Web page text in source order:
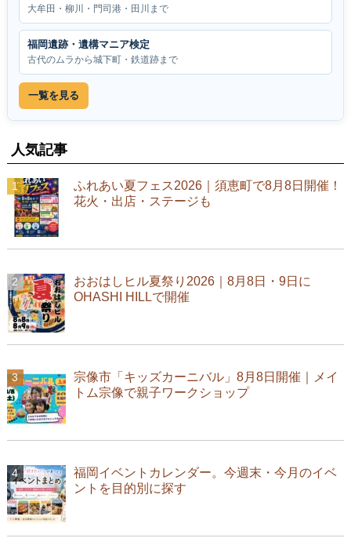
大牟田・柳川・門司港・田川まで
福岡遺跡・遺構マニア検定
古代のムラから城下町・鉄道跡まで
一覧を見る
人気記事
ふれあい夏フェス2026｜須恵町で8月8日開催！
花火・出店・ステージも
おおはしヒル夏祭り2026｜8月8日・9日に
OHASHI HILLで開催
宗像市「キッズカーニバル」8月8日開催｜メイ
トム宗像で親子ワークショップ
福岡イベントカレンダー。今週末・今月のイベ
ントを目的別に探す